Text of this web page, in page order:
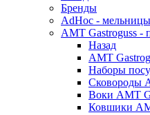
Бренды
AdHoc -
AMT Gastroguss -
Назад
AMT
Наборы
Сковороды
Воки AMT
Ковшики